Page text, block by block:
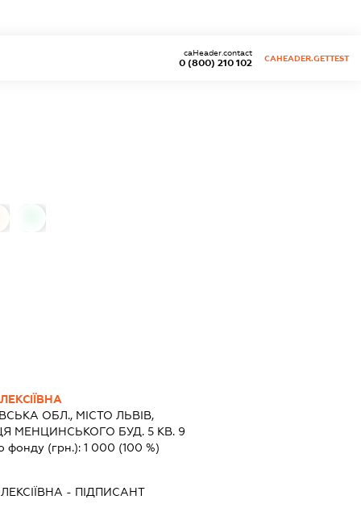
0 (800) 210 102
caHeader.contact
CAHEADER.GETTEST
ОБЛ., МІСТО ЛЬВІВ,
МЕНЦИНСЬКОГО БУД. 5 КВ. 9
фонду (грн.): 1 000 (100 %)
- ПІДПИСАНТ